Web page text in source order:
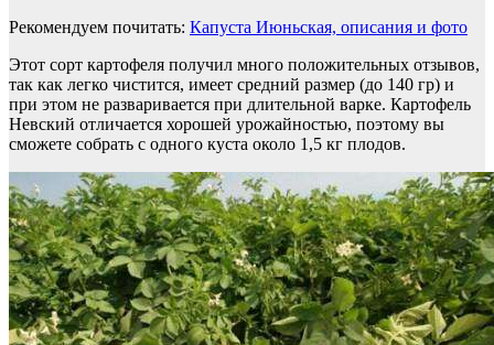
Рекомендуем почитать: Капуста Июньская, описания и фото
Этот сорт картофеля получил много положительных отзывов,
так как легко чистится, имеет средний размер (до 140 гр) и
при этом не разваривается при длительной варке. Картофель
Невский отличается хорошей урожайностью, поэтому вы
сможете собрать с одного куста около 1,5 кг плодов.